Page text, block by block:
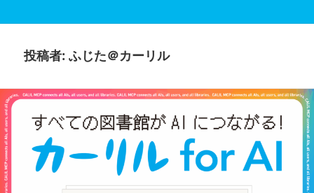
投稿者:ふじた＠カーリル